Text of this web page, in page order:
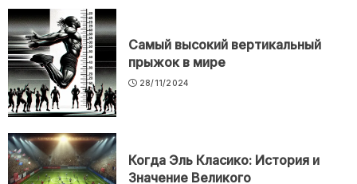
Самый высокий вертикальный
прыжок в мире
28/11/2024
Когда Эль Класико: История и
Значение Великого